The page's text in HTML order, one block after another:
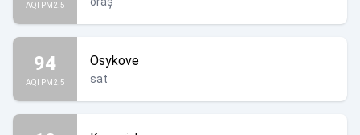
AQI PM2.5
94
AQI PM2.5
Osykove
sat